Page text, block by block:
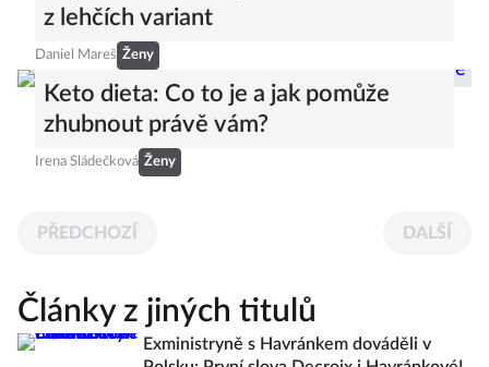
z lehčích variant
Daniel Mareš Ženy
Keto dieta: Co to je a jak pomůže
zhubnout právě vám?
Irena Sládečková Ženy
PŘEDCHOZÍ DALŠÍ
Články z jiných titulů
Exministryně s Havránkem dováděli v